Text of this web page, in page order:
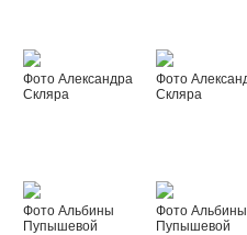
Фото Александра
Скляра
Фото
Скляра
Фото Альбины
Пупышевой
Фото Альбины
Пупышевой